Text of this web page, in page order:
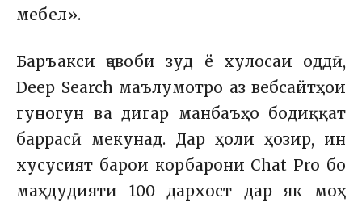
мебел».
Баръакси ҷавоби зуд ё хулосаи оддӣ,
Deep Search маълумотро аз вебсайтҳои
гуногун ва дигар манбаъҳо бодиққат
баррасӣ мекунад. Дар ҳоли ҳозир, ин
хусусият барои корбарони Chat Pro бо
маҳдудияти 100 дархост дар як моҳ